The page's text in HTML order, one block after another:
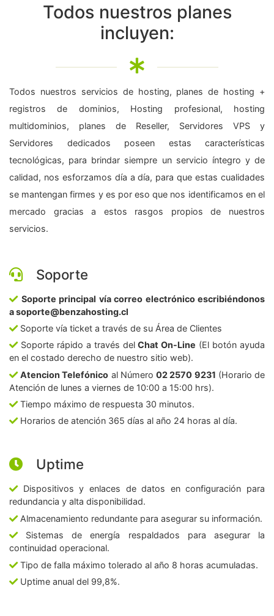
Todos nuestros planes
incluyen:
Todos nuestros servicios de hosting, planes de hosting +
registros de dominios, Hosting profesional, hosting
multidominios, planes de Reseller, Servidores VPS y
Servidores dedicados poseen estas características
tecnológicas, para brindar siempre un servicio íntegro y de
calidad, nos esforzamos día a día, para que estas cualidades
se mantengan firmes y es por eso que nos identificamos en el
mercado gracias a estos rasgos propios de nuestros
servicios.
Soporte
Soporte principal vía correo electrónico escribiéndonos
a soporte@benzahosting.cl
Soporte vía ticket a través de su Área de Clientes
Soporte rápido a través delChat On-Line (El botón ayuda
en el costado derecho de nuestro sitio web).
Atencion Telefónico al Número02 2570 9231 (Horario de
Atención de lunes a viernes de 10:00 a 15:00 hrs).
Tiempo máximo de respuesta 30 minutos.
Horarios de atención 365 días al año 24 horas al día.
Uptime
Dispositivos y enlaces de datos en configuración para
redundancia y alta disponibilidad.
Almacenamiento redundante para asegurar su información.
Sistemas de energía respaldados para asegurar la
continuidad operacional.
Tipo de falla máximo tolerado al año 8 horas acumuladas.
Uptime anual del 99,8%.